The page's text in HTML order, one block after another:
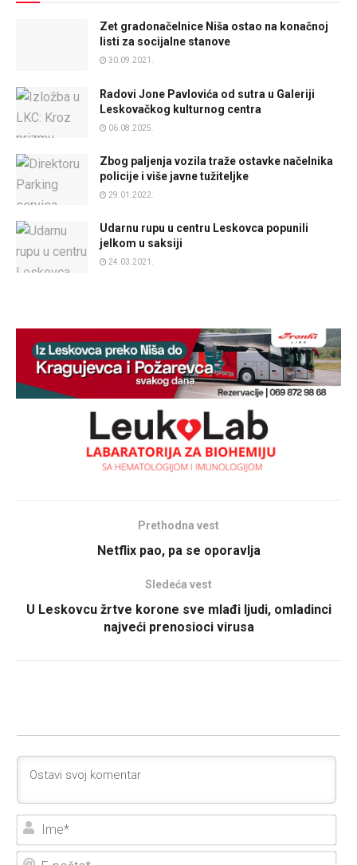
Zet gradonačelnice Niša ostao na konačnoj
listi za socijalne stanove
30.09.2021.
Radovi Jone Pavlovića od sutra u Galeriji
Leskovačkog kulturnog centra
06.08.2025.
Zbog paljenja vozila traže ostavke načelnika
policije i više javne tužiteljke
29.01.2022.
Udarnu rupu u centru Leskovca popunili
jelkom u saksiji
24.03.2021.
Prethodna vest
Netflix pao, pa se oporavlja
Sledeća vest
U Leskovcu žrtve korone sve mlađi ljudi, omladinci
najveći prenosioci virusa
E-